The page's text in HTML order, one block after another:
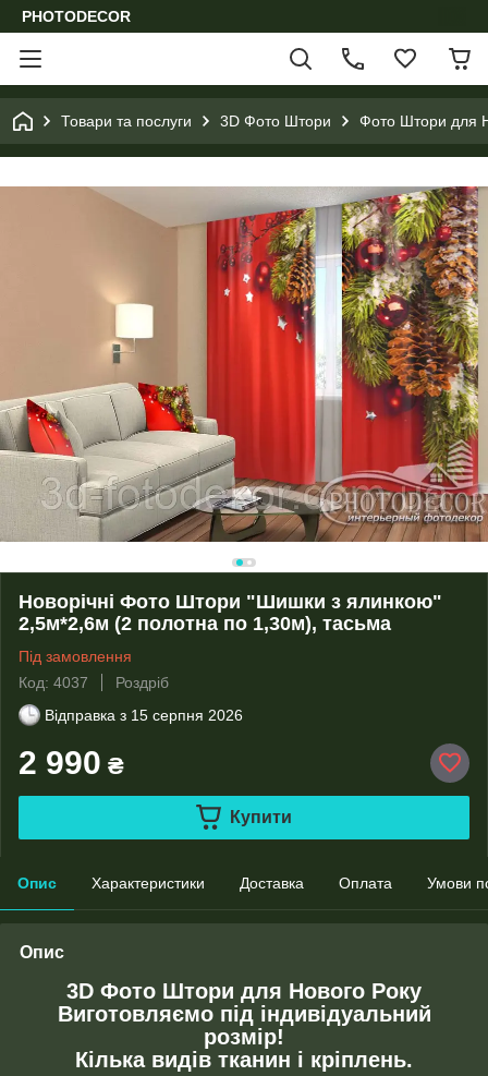
PHOTODECOR
Товари та послуги 3D Фото Штори Фото Штори для
Новорічні Фото Штори "Шишки з ялинкою"
2,5м*2,6м (2 полотна по 1,30м), тасьма
Під замовлення
Код: 4037
Роздріб
Відправка з 15 серпня 2026
2 990 ₴
Купити
Опис Характеристики Доставка Оплата Умови
Опис
3D Фото Штори для Нового Року
Виготовляємо під індивідуальний
розмір!
Кілька видів тканин і кріплень.